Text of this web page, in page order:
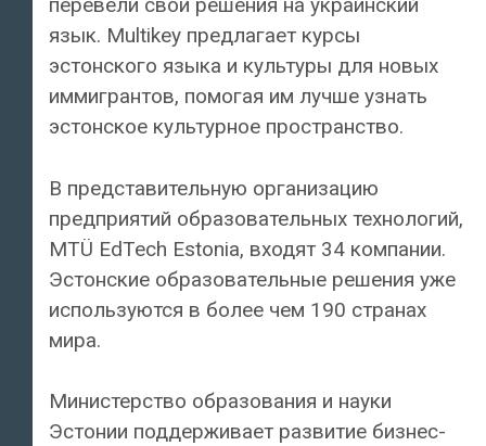
язык. Multikey предлагает курсы
эстонского языка и культуры для новых
иммигрантов, помогая им лучше узнать
эстонское культурное пространство.
В представительную организацию
предприятий образовательных технологий,
MTÜ EdTech Estonia, входят 34 компании.
Эстонские образовательные решения уже
используются в более чем 190 странах
мира.
Министерство образования и науки
Эстонии поддерживает развитие бизнес-